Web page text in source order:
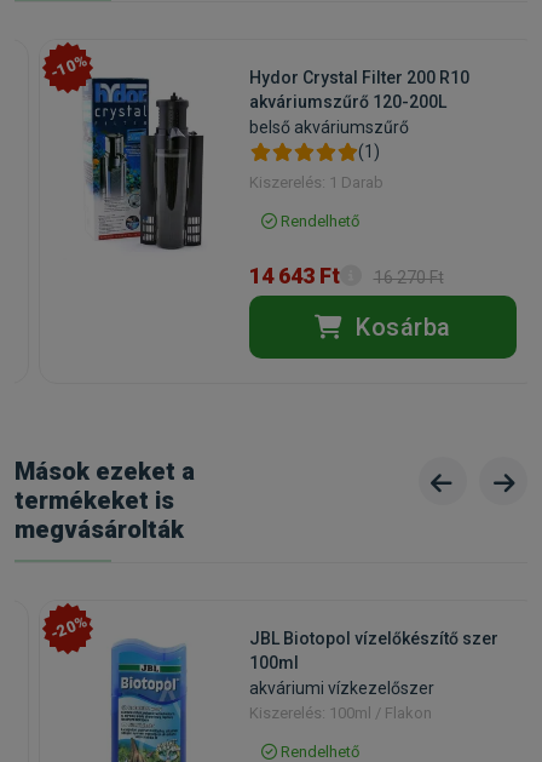
-10%
Hydor Crystal Filter 200 R10
akváriumszűrő 120-200L
belső akváriumszűrő
(1)
Kiszerelés: 1 Darab
Rendelhető
14 643 Ft 16 270 Ft
Kosárba
Mások ezeket a
termékeket is
megvásárolták
-20%
JBL Biotopol vízelőkészítő szer
100ml
akváriumi vízkezelőszer
Kiszerelés: 100ml / Flakon
Rendelhető